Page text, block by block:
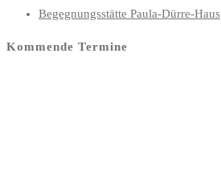
Begegnungsstätte Paula-Dürre-Haus
Kommende Termine